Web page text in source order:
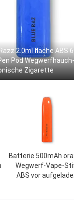
2.0ml flache ABS
Pod Wegwerfhauch-
Zigarette
Batterie 500mAh
Wegwerf-Vape-
ABS vor